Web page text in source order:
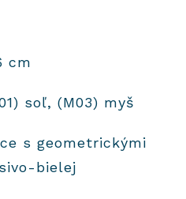
cm
soľ, (M03) myš
s geometrickými
bielej